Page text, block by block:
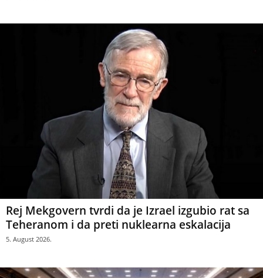
Rej Mekgovern tvrdi da je Izrael izgubio rat sa
Teheranom i da preti nuklearna eskalacija
5. August 2026.